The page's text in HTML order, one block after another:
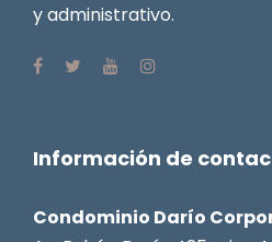
y administrativo.
Información de
Condominio Darío